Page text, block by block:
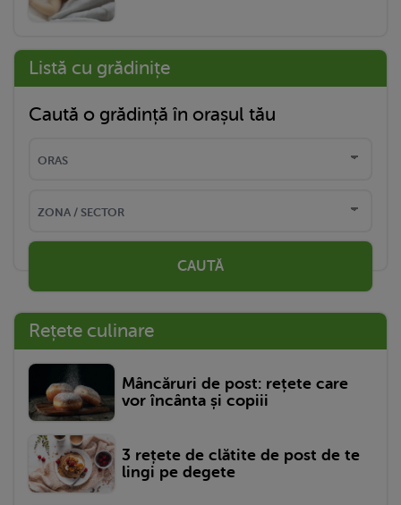
Listă cu grădinițe
Caută o grădință în orașul tău
CAUTĂ
Rețete culinare
Mâncăruri de post: rețete care
vor încânta și copiii
3 rețete de clătite de post de te
lingi pe degete